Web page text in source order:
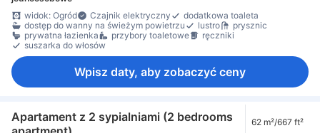
widok: Ogród
Czajnik elektryczny
dodatkowa toaleta
dostęp do wanny na świeżym powietrzu
lustro
prysznic
prywatna łazienka
przybory toaletowe
ręczniki
suszarka do włosów
Wpisz daty, aby zobaczyć ceny
Apartament z 2 sypialniami (2 bedrooms
62 m²/667 ft²